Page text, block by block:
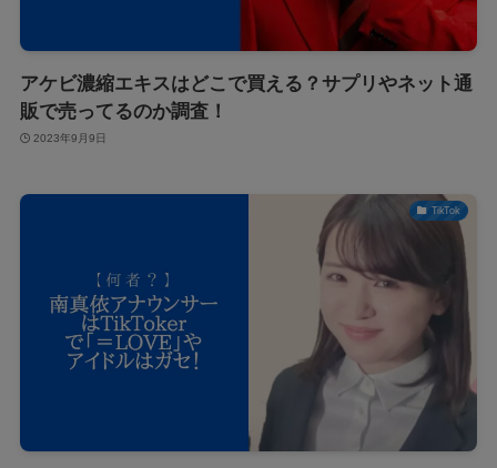
アケビ濃縮エキスはどこで買える？サプリやネット通
販で売ってるのか調査！
2023年9月9日
TikTok